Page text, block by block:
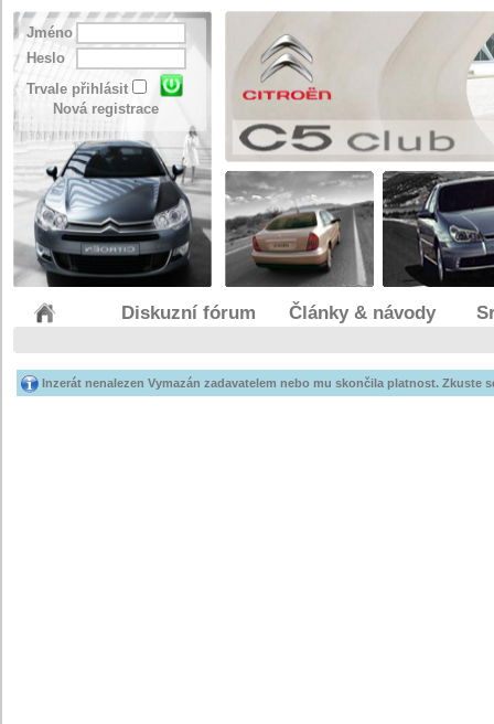
Jméno
Heslo
Trvale přihlásit
Nová registrace
Diskuzní fórum Články & návody
Inzerát nenalezen Vymazán zadavatelem nebo mu skončila platnost. Zkuste